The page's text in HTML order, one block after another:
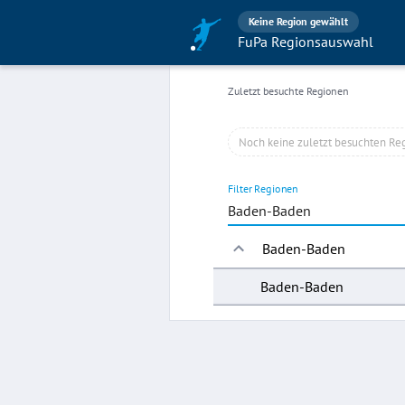
Keine Region gewählt
FuPa Regionsauswahl
Zuletzt besuchte Regionen
Noch keine zuletzt besuchten
Filter Regionen
Baden-Baden
Baden-Baden